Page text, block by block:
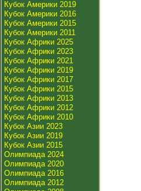
Кубок Америки 2019
Кубок Америки 2016
Кубок Америки 2015
Кубок Америки 2011
Кубок Африки 2025
Кубок Африки 2023
Кубок Африки 2021
Кубок Африки 2019
Кубок Африки 2017
Кубок Африки 2015
Кубок Африки 2013
Кубок Африки 2012
Кубок Африки 2010
Кубок Азии 2023
Кубок Азии 2019
Кубок Азии 2015
Олимпиада 2024
Олимпиада 2020
Олимпиада 2016
Олимпиада 2012